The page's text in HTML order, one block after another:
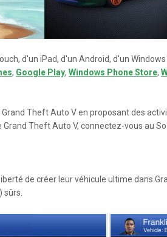
d'un iPad, d'un Android, d'un
, Google Play, Windows Phone Store,
Theft Auto V en proposant des
Theft Auto V, connectez-vous au
de créer leur véhicule ultime dans